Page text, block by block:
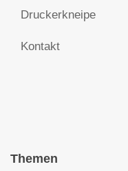
Druckerkneipe
Kontakt
Themen